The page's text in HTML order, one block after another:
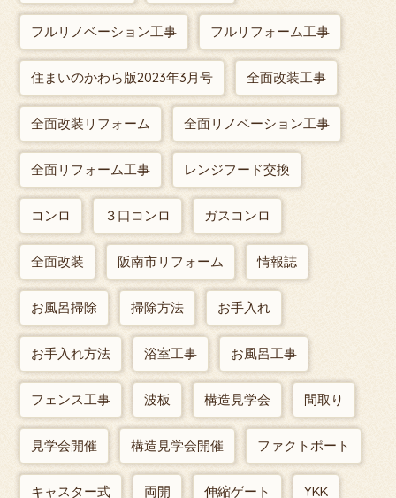
フルリノベーション工事 フルリフォーム工事
住まいのかわら版2023年3月号 全面改装工事
全面改装リフォーム 全面リノベーション工事
全面リフォーム工事 レンジフード交換
コンロ ３口コンロ ガスコンロ
全面改装 阪南市リフォーム 情報誌
お風呂掃除 掃除方法 お手入れ
お手入れ方法 浴室工事 お風呂工事
フェンス工事 波板 構造見学会 間取り
見学会開催 構造見学会開催 ファクトポート
キャスター式 両開 伸縮ゲート YKK